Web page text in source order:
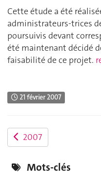
Cette étude a été
administrateurs-trices
poursuivis devant
été maintenant décidé
faisabilité de ce projet.
21 février 2007
2007
Mots-clés